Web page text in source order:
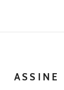
ASSINE